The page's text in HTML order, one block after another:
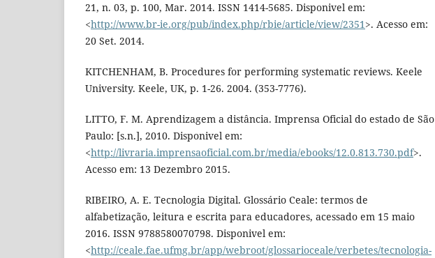
21, n. 03, p. 100, Mar. 2014. ISSN 1414-5685. Disponivel em:
<http://www.br-ie.org/pub/index.php/rbie/article/view/2351>. Acesso em:
20 Set. 2014.
KITCHENHAM, B. Procedures for performing systematic reviews. Keele
University. Keele, UK, p. 1-26. 2004. (353-7776).
LITTO, F. M. Aprendizagem a distância. Imprensa Oficial do estado de São
Paulo: [s.n.], 2010. Disponivel em:
<http://livraria.imprensaoficial.com.br/media/ebooks/12.0.813.730.pdf>.
Acesso em: 13 Dezembro 2015.
RIBEIRO, A. E. Tecnologia Digital. Glossário Ceale: termos de
alfabetização, leitura e escrita para educadores, acessado em 15 maio
2016. ISSN 9788580070798. Disponivel em:
<http://ceale.fae.ufmg.br/app/webroot/glossarioceale/verbetes/tecnologia-